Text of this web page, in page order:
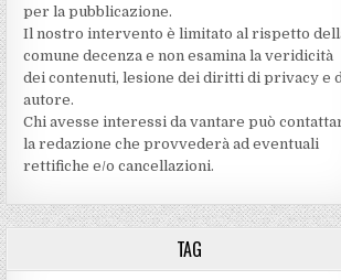
per la pubblicazione.
Il nostro intervento è limitato al rispetto
comune decenza e non esamina la veridicità
dei contenuti‚ lesione dei diritti di privacy e
autore.
Chi avesse interessi da vantare può
la redazione che provvederà ad eventuali
rettifiche e/o cancellazioni.
TAG